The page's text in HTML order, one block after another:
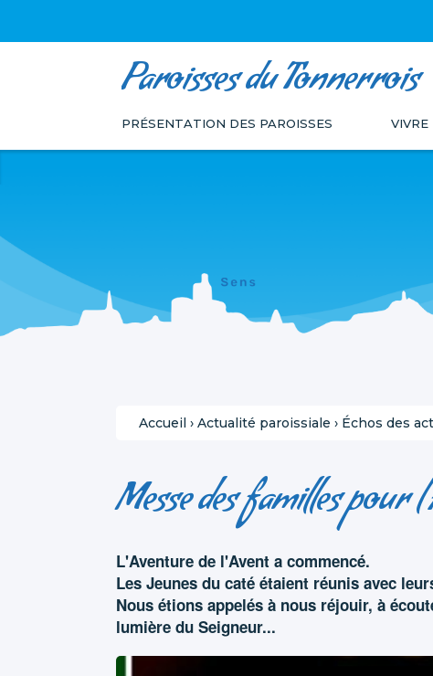
Aller
Paroisses du Tonnerrois
PRÉSENTATION DES PAROISSES VIVRE
Accueil › Actualité paroissiale › Échos des
Messe des familles pour
L'Aventure de l'Avent a commencé.
Les Jeunes du caté étaient réunis avec
Nous étions appelés à nous réjouir, à
lumière du Seigneur...